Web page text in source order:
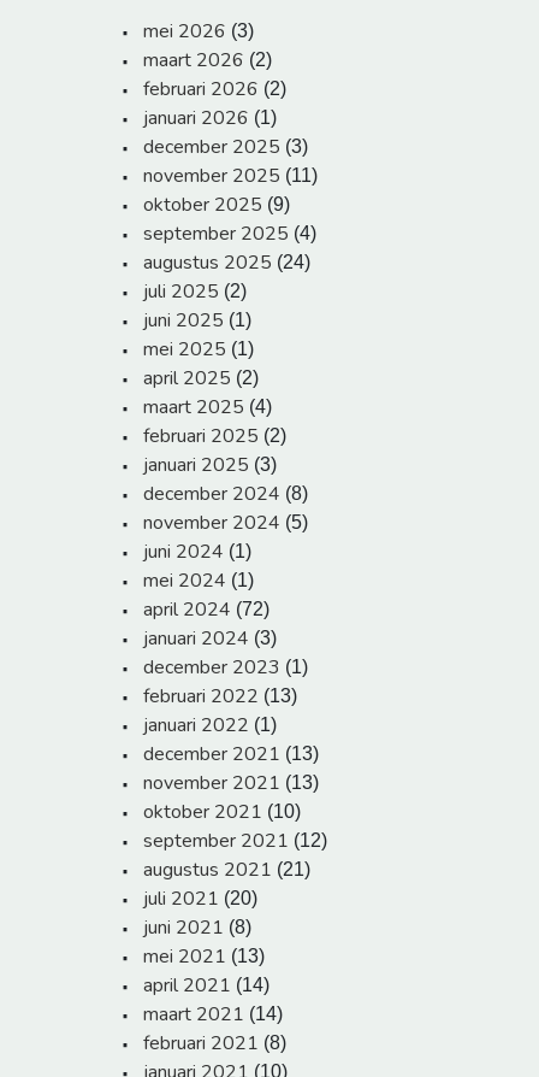
mei 2026 (3)
maart 2026 (2)
februari 2026 (2)
januari 2026 (1)
december 2025 (3)
november 2025 (11)
oktober 2025 (9)
september 2025 (4)
augustus 2025 (24)
juli 2025 (2)
juni 2025 (1)
mei 2025 (1)
april 2025 (2)
maart 2025 (4)
februari 2025 (2)
januari 2025 (3)
december 2024 (8)
november 2024 (5)
juni 2024 (1)
mei 2024 (1)
april 2024 (72)
januari 2024 (3)
december 2023 (1)
februari 2022 (13)
januari 2022 (1)
december 2021 (13)
november 2021 (13)
oktober 2021 (10)
september 2021 (12)
augustus 2021 (21)
juli 2021 (20)
juni 2021 (8)
mei 2021 (13)
april 2021 (14)
maart 2021 (14)
februari 2021 (8)
(10)